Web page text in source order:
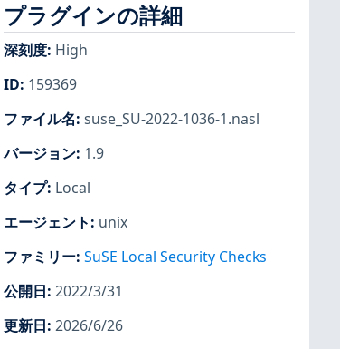
プラグインの詳細
深刻度: High
ID: 159369
ファイル名: suse_SU-2022-1036-1.nasl
バージョン: 1.9
タイプ: Local
エージェント: unix
ファミリー: SuSE Local Security Checks
公開日: 2022/3/31
更新日: 2026/6/26